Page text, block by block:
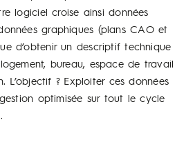
logiciel croise ainsi données
graphiques (plans CAO et
d’obtenir un descriptif technique
bureau, espace de travail
L’objectif ? Exploiter ces données
optimisée sur tout le cycle